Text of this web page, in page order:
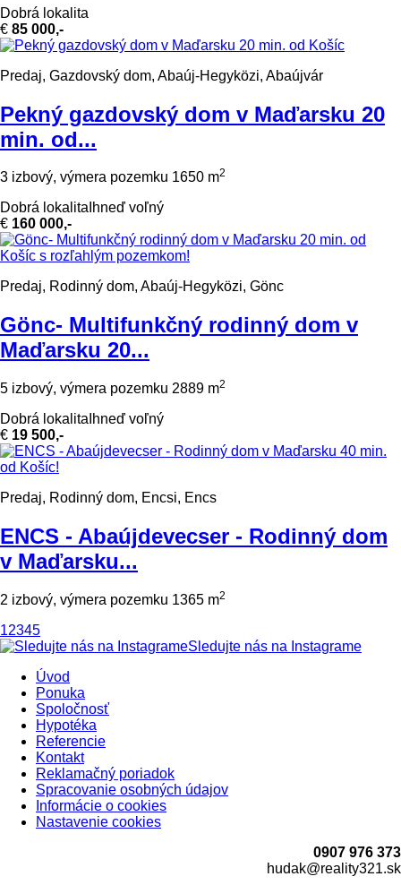
Dobrá lokalita
€ 85 000,-
Predaj, Gazdovský dom, Abaúj-Hegyközi, Abaújvár
Pekný gazdovský dom v Maďarsku 20
min. od...
3 izbový, výmera pozemku 1650 m2
Dobrá lokalita Ihneď voľný
€ 160 000,-
Predaj, Rodinný dom, Abaúj-Hegyközi, Gönc
Gönc- Multifunkčný rodinný dom v
Maďarsku 20...
5 izbový, výmera pozemku 2889 m2
Dobrá lokalita Ihneď voľný
€ 19 500,-
Predaj, Rodinný dom, Encsi, Encs
ENCS - Abaújdevecser - Rodinný dom
v Maďarsku...
2 izbový, výmera pozemku 1365 m2
12345
Sledujte nás na Instagrame
Úvod
Ponuka
Spoločnosť
Hypotéka
Referencie
Kontakt
Reklamačný poriadok
Spracovanie osobných údajov
Informácie o cookies
Nastavenie cookies
0907 976 373
hudak@reality321.sk